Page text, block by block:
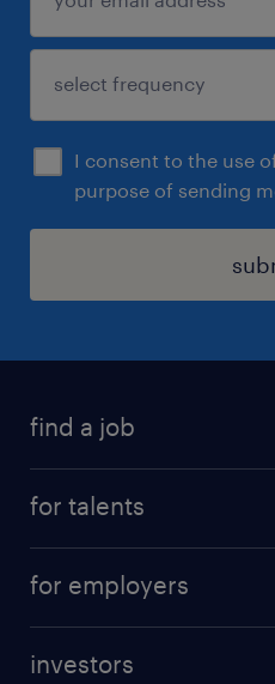
I consent to the use
purpose of sending
find a job
for talents
professional career
for employers
investors